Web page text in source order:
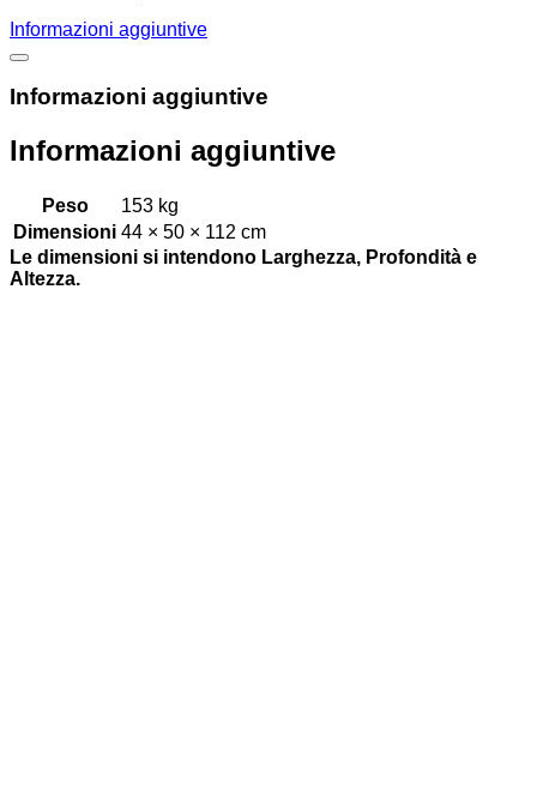
Informazioni aggiuntive
Informazioni aggiuntive
Informazioni aggiuntive
Peso
153 kg
Dimensioni 44 × 50 × 112 cm
Le dimensioni si intendono Larghezza, Profondità e
Altezza.